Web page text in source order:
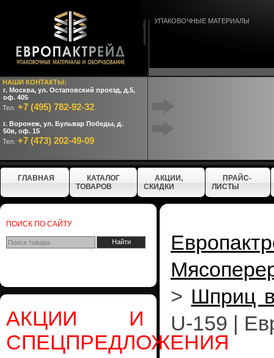
НАШИ КОНТАКТЫ:
г. Москва, ул. Остаповский проезд, д.5,
оф. 405
Тел. +7 (495) 782-92-32
г. Воронеж, ул. Бульвар Победы, д.
50в, оф. 15
Тел. +7 (473) 202-49-09
УПАКОВОЧНЫЕ МАТЕРИАЛЫ
ГЛАВНАЯ
КАТАЛОГ
ТОВАРОВ
АКЦИИ,
СКИДКИ
ПРАЙС-
ЛИСТЫ
ПОИСК ПО САЙТУ
АКЦИИ И
СПЕЦПРЕДЛОЖЕНИЯ
> Шприц
U-159 |